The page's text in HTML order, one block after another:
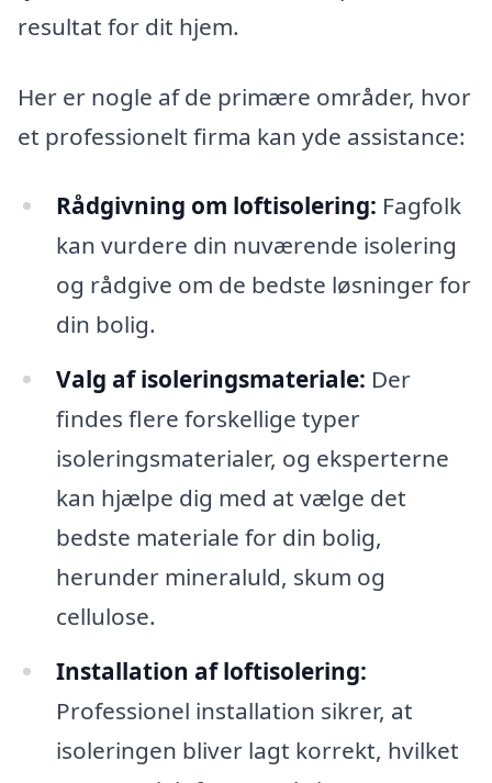
resultat for dit hjem.
Her er nogle af de primære områder, hvor
et professionelt firma kan yde assistance:
Rådgivning om loftisolering: Fagfolk
kan vurdere din nuværende isolering
og rådgive om de bedste løsninger for
din bolig.
Valg af isoleringsmateriale: Der
findes flere forskellige typer
isoleringsmaterialer, og eksperterne
kan hjælpe dig med at vælge det
bedste materiale for din bolig,
herunder mineraluld, skum og
cellulose.
Installation af loftisolering:
Professionel installation sikrer, at
isoleringen bliver lagt korrekt, hvilket